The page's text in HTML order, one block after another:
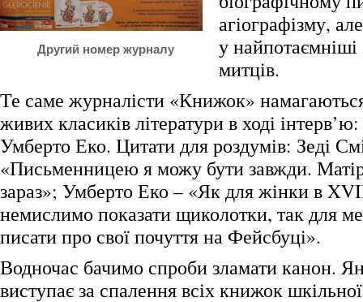
Другий номер журналу
агіографізму,
у
митців.
Те саме журналісти «Книжок»
живих класиків літератури в ході
Умберто Еко. Цитати для роздумів: Зеді
«Письменницею я можу бути завжди.
зараз»; Умберто Еко – «Як для жінки в
немислимо показати щиколотки, так для
писати про свої почуття на Фейсбуці».
Водночас бачимо спроби зламати канон.
виступає за спалення всіх книжок